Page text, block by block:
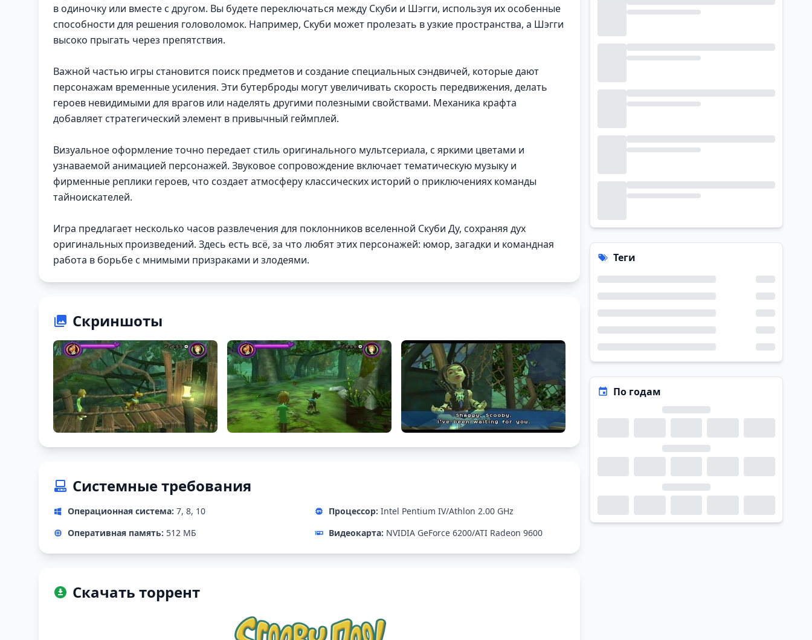
в одиночку или вместе с другом. Вы будете переключаться между Скуби и Шэгги, используя их особенные
способности для решения головоломок. Например, Скуби может пролезать в узкие пространства, а Шэгги
высоко прыгать через препятствия.
Важной частью игры становится поиск предметов и создание специальных сэндвичей, которые дают
персонажам временные усиления. Эти бутерброды могут увеличивать скорость передвижения, делать
героев невидимыми для врагов или наделять другими полезными свойствами. Механика крафта
добавляет стратегический элемент в привычный геймплей.
Визуальное оформление точно передает стиль оригинального мультсериала, с яркими цветами и
узнаваемой анимацией персонажей. Звуковое сопровождение включает тематическую музыку и
фирменные реплики героев, что создает атмосферу классических историй о приключениях команды
тайноискателей.
Игра предлагает несколько часов развлечения для поклонников вселенной Скуби Ду, сохраняя дух
оригинальных произведений. Здесь есть всё, за что любят этих персонажей: юмор, загадки и командная
работа в борьбе с мнимыми призраками и злодеями.
Скриншоты
Системные требования
Операционная система: 7, 8, 10 Процессор: Intel Pentium IV/Athlon 2.00 GHz
Оперативная память: 512 МБ Видеокарта: NVIDIA GeForce 6200/ATI Radeon 9600
Скачать торрент
Теги
По годам